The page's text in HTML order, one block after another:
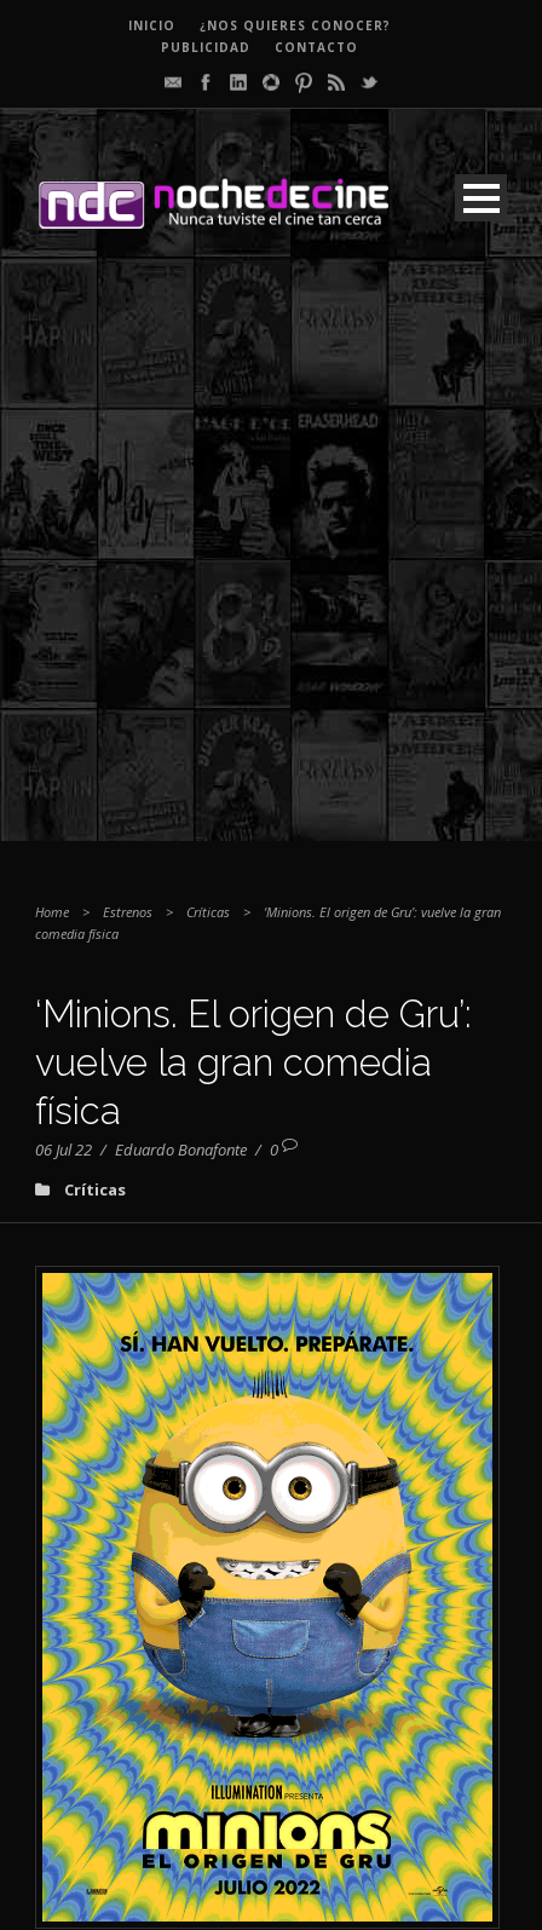
INICIO
¿NOS QUIERES CONOCER?
PUBLICIDAD
CONTACTO
Home > Estrenos > Críticas >
‘Minions. El origen de Gru’: vuelve la gran
comedia física
‘Minions. El origen de Gru’:
vuelve la gran comedia
física
06 Jul 22 / Eduardo Bonafonte / 0
Críticas